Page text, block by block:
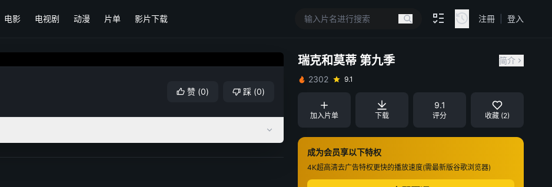
电影 电视剧 动漫 片单 影片下载 注冊 登入
赞 (0) 踩 (0)
瑞克和莫蒂 第九季
简介
2302
9.1
加入片单 下载
9.1
评分 收藏 (2)
成为会员享以下特权
4K超高清去广告特权更快的播放速度(需最新版谷歌浏览器)